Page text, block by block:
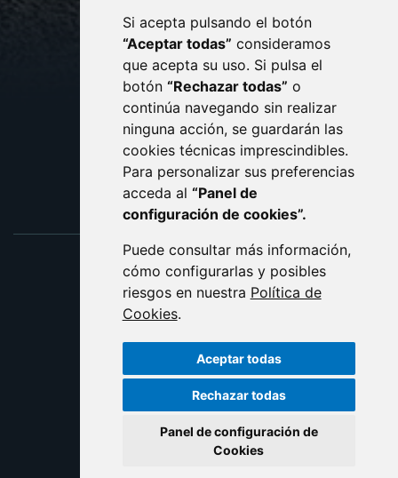
Si acepta pulsando el botón
“Aceptar todas” consideramos
que acepta su uso. Si pulsa el
botón “Rechazar todas” o
continúa navegando sin realizar
ninguna acción, se guardarán las
cookies técnicas imprescindibles.
Para personalizar sus preferencias
acceda al “Panel de
configuración de cookies”.
Puede consultar más información,
cómo configurarlas y posibles
riesgos en nuestra Política de
Cookies.
Aceptar todas
Rechazar todas
Panel de configuración de
Cookies
CONTACTO
AVISO LEGAL
PROTECCIÓN DE DATOS
POLÍTICA DE COOKIES
ACCESIBILIDAD
ENLACE EXTERNO AL